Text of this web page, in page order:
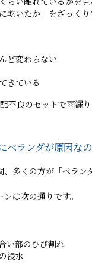
らい離れているかを見
乾いたか」をざっくり
ど変わらない
きている
不良のセットで雨漏
ランダが原因なの
多くの方が「ベラ
は次の通りです。
い部のひび割れ
浸水